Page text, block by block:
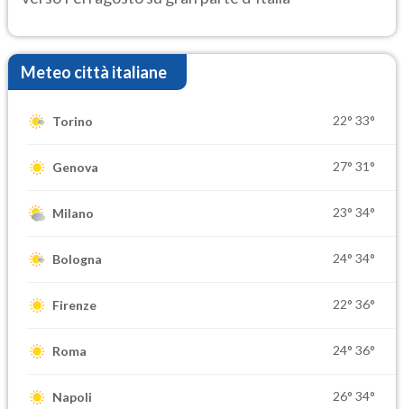
Meteo città italiane
Torino 22° 33°
Genova 27° 31°
Milano 23° 34°
Bologna 24° 34°
Firenze 22° 36°
Roma 24° 36°
Napoli 26° 34°